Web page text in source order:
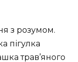
з розумом.
пігулка
трав’яного